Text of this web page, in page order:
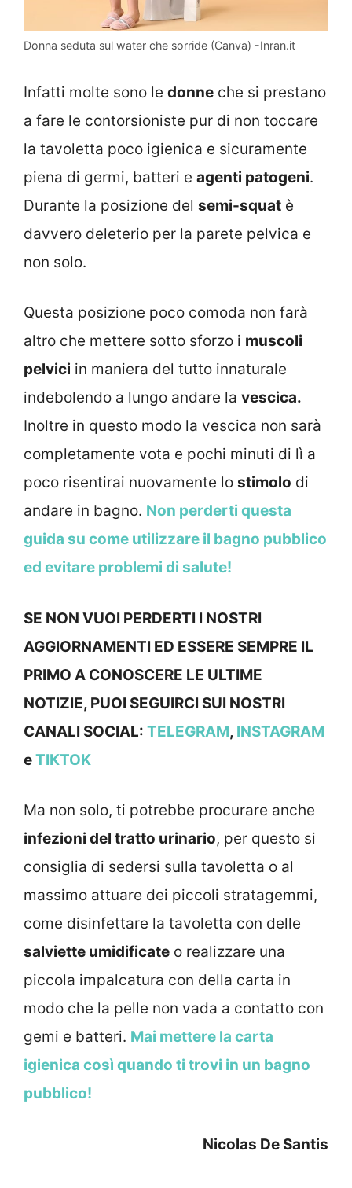
Donna seduta sul water che sorride (Canva) -Inran.it
Infatti molte sono le donne che si prestano
a fare le contorsioniste pur di non toccare
la tavoletta poco igienica e sicuramente
piena di germi, batteri e agenti patogeni.
Durante la posizione del semi-squat è
davvero deleterio per la parete pelvica e
non solo.
Questa posizione poco comoda non farà
altro che mettere sotto sforzo i muscoli
pelvici in maniera del tutto innaturale
indebolendo a lungo andare la vescica.
Inoltre in questo modo la vescica non sarà
completamente vota e pochi minuti di lì a
poco risentirai nuovamente lo stimolo di
andare in bagno. Non perderti questa
guida su come utilizzare il bagno pubblico
ed evitare problemi di salute!
SE NON VUOI PERDERTI I NOSTRI
AGGIORNAMENTI ED ESSERE SEMPRE IL
PRIMO A CONOSCERE LE ULTIME
NOTIZIE, PUOI SEGUIRCI SUI NOSTRI
CANALI SOCIAL: TELEGRAM, INSTAGRAM
eTIKTOK
Ma non solo, ti potrebbe procurare anche
infezioni del tratto urinario, per questo si
consiglia di sedersi sulla tavoletta o al
massimo attuare dei piccoli stratagemmi,
come disinfettare la tavoletta con delle
salviette umidificate o realizzare una
piccola impalcatura con della carta in
modo che la pelle non vada a contatto con
gemi e batteri. Mai mettere la carta
igienica così quando ti trovi in un bagno
pubblico!
Nicolas De Santis